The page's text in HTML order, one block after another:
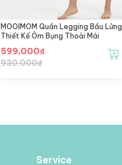
MOOIMOM Quần Legging Bầu Lửng
Thiết Kế Ôm Bụng Thoải Mái
599,000₫
930,000₫
Service